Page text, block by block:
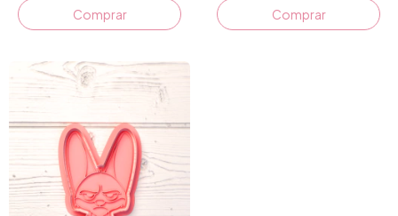
Comprar Comprar